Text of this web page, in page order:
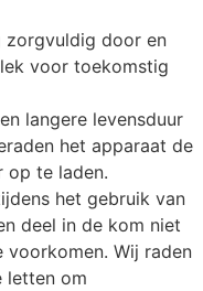
zorgvuldig door en
voor toekomstig
langere levensduur
het apparaat de
op te laden.
het gebruik van
deel in de kom niet
voorkomen. Wij raden
letten om